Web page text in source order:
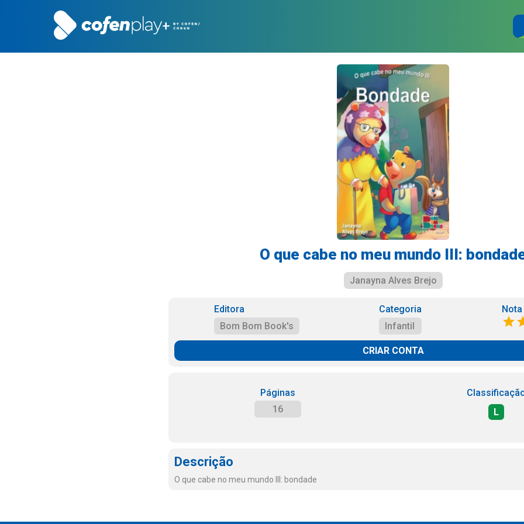
O que cabe no meu mundo III:
Janayna Alves Brejo
Editora
Bom Bom Book's
Categoria
Infantil
Nota
CRIAR CONTA
Páginas
16
L
Descrição
O que cabe no meu mundo III: bondade